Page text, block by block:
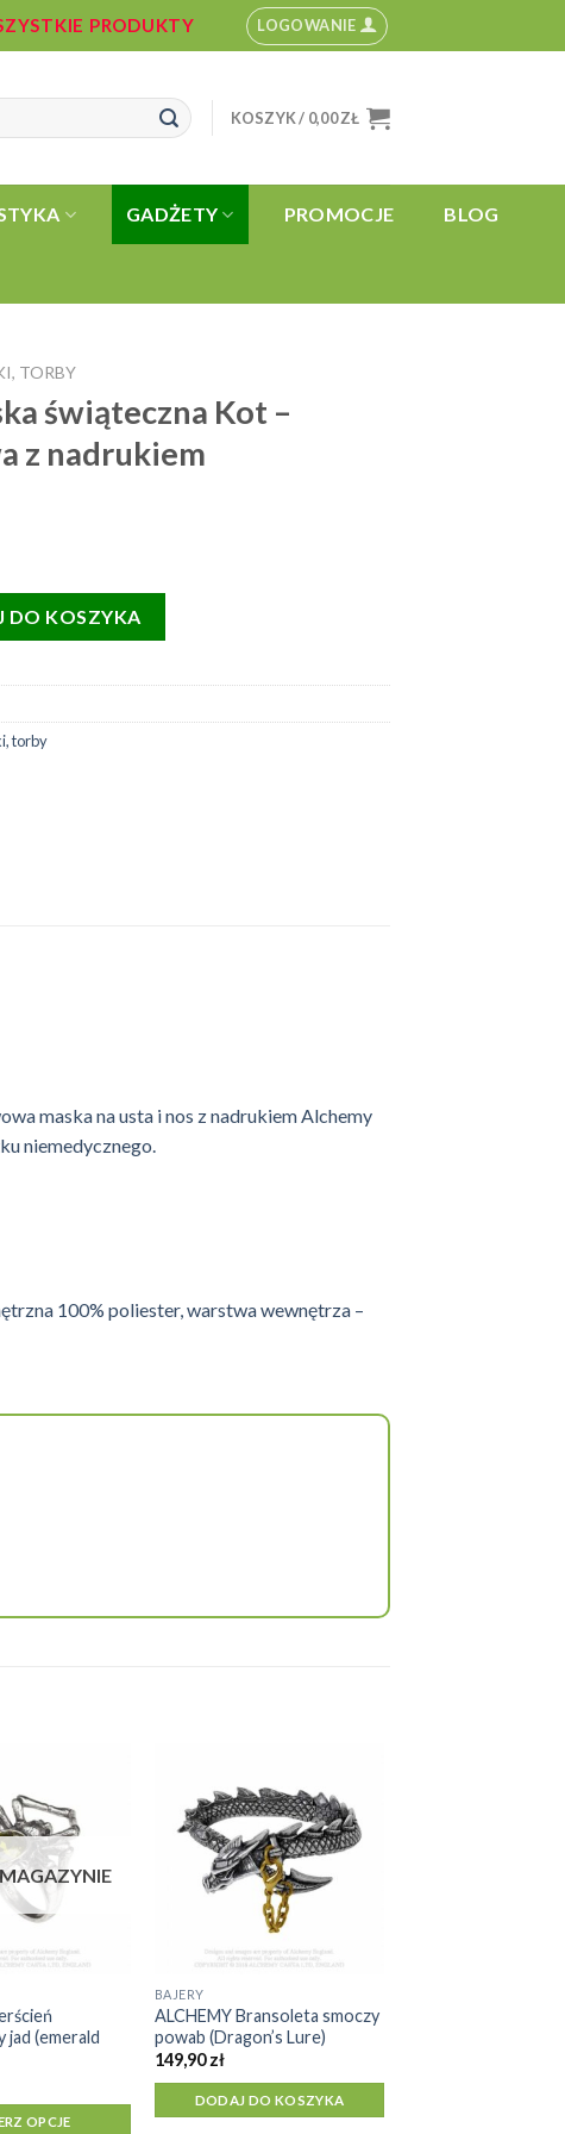
PRODUKTY LOGOWANIE
KOSZYK / 0,00ZŁ
GADŻETY PROMOCJE BLOG
TORBY
świąteczna Kot –
z nadrukiem
DO KOSZYKA
torby
maska ​​na usta i nos z nadrukiem Alchemy
niemedycznego.
100% poliester, warstwa wewnętrza –
jad (emerald
OPCJE
BAJERY
ALCHEMY Bransoleta smoczy
powab (Dragon’s Lure)
149,90zł
DODAJ DO KOSZYKA